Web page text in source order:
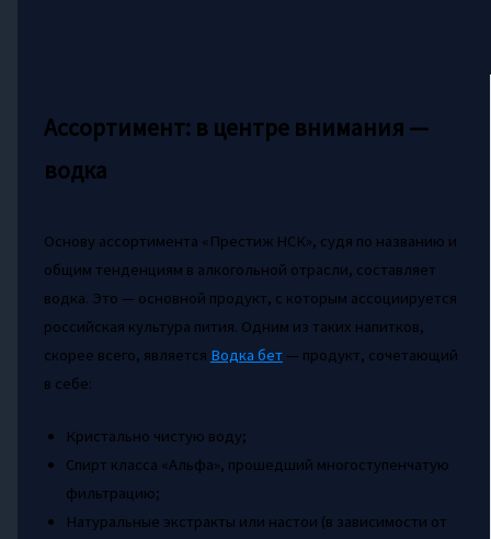
Ассортимент: в центре внимания —
водка
Основу ассортимента «Престиж НСК», судя по названию и
общим тенденциям в алкогольной отрасли, составляет
водка. Это — основной продукт, с которым ассоциируется
российская культура пития. Одним из таких напитков,
скорее всего, является Водка бет— продукт, сочетающий
в себе:
Кристально чистую воду;
Спирт класса «Альфа», прошедший многоступенчатую
фильтрацию;
Натуральные экстракты или настои (в зависимости от